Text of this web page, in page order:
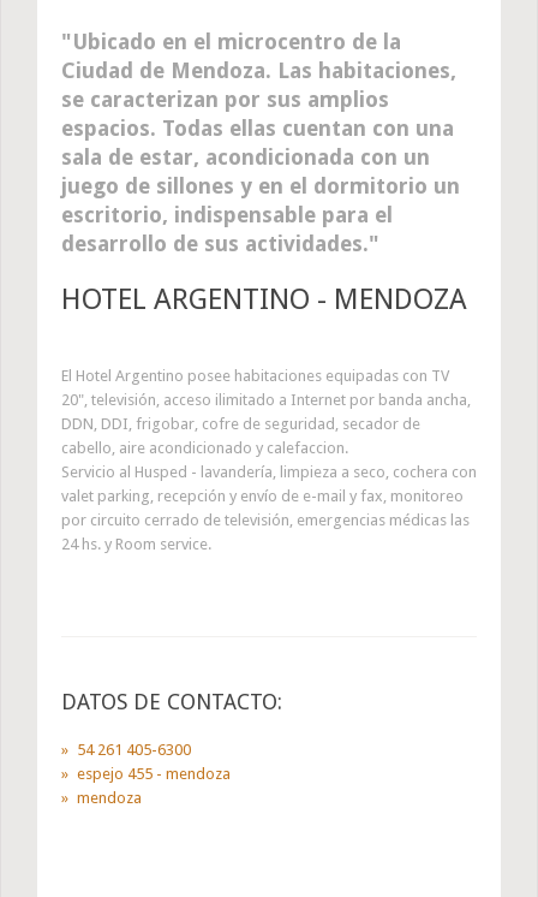
Ubicado en el microcentro de la
Ciudad de Mendoza. Las habitaciones,
se caracterizan por sus amplios
espacios. Todas ellas cuentan con una
sala de estar, acondicionada con un
juego de sillones y en el dormitorio un
escritorio, indispensable para el
desarrollo de sus actividades.
HOTEL ARGENTINO - MENDOZA
El Hotel Argentino posee habitaciones equipadas con TV
20", televisión, acceso ilimitado a Internet por banda ancha,
DDN, DDI, frigobar, cofre de seguridad, secador de
cabello, aire acondicionado y calefaccion.
Servicio al Husped - lavandería, limpieza a seco, cochera con
valet parking, recepción y envío de e-mail y fax, monitoreo
por circuito cerrado de televisión, emergencias médicas las
24 hs. y Room service.
DATOS DE CONTACTO:
54 261 405-6300
espejo 455 - mendoza
mendoza